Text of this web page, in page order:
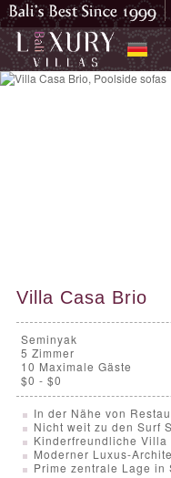
Villa Casa Brio
Seminyak
5 Zimmer
10 Maximale Gäste
$0 - $0
In der Nähe von
Nicht weit zu den Surf
Kinderfreundliche Villa
Moderner Luxus-
Prime zentrale Lage in